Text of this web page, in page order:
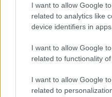
I want to allow Google
related to analytics like
device identifiers in apps.
I want to allow Google
related to functionality
I want to allow Google
related to